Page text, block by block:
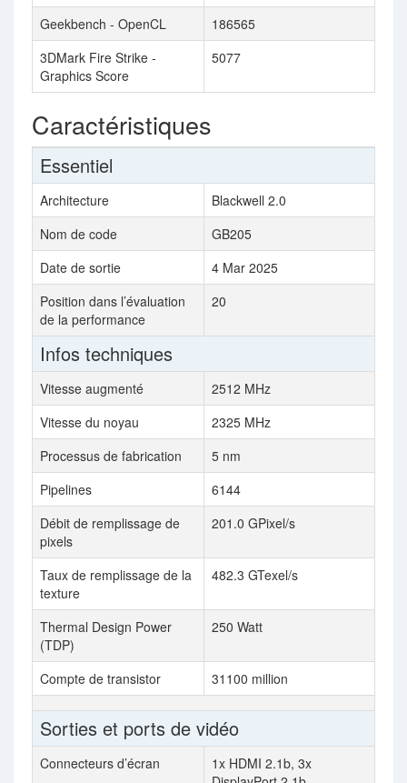
Geekbench - OpenCL
186565
3DMark Fire Strike -
Graphics Score
5077
Caractéristiques
Essentiel
Architecture
Blackwell 2.0
Nom de code
GB205
Date de sortie
4 Mar 2025
Position dans l’évaluation
de la performance
20
Infos techniques
Vitesse augmenté
2512 MHz
Vitesse du noyau
2325 MHz
Processus de fabrication
5 nm
Pipelines
6144
Débit de remplissage de
pixels
201.0 GPixel/s
Taux de remplissage de la
texture
482.3 GTexel/s
Thermal Design Power
(TDP)
250 Watt
Compte de transistor 31100 million
Sorties et ports de vidéo
Connecteurs d’écran
1x HDMI 2.1b, 3x